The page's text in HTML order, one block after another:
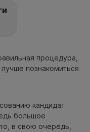
процедура,
познакомиться
кандидат
большое
в свою очередь,